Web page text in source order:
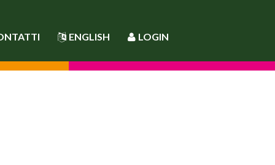
ENGLISH LOGIN